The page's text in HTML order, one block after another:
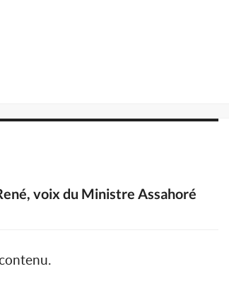
voix du Ministre Assahoré